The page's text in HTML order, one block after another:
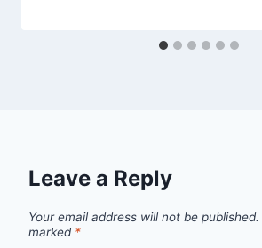
Leave a Reply
Your email address will not be published.
marked *